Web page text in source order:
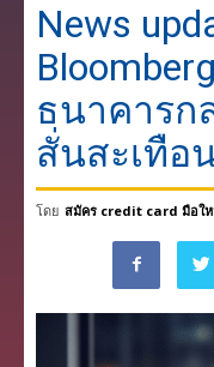
News
ธนาคารก
สั่นสะเทือ
โดย สมัคร credit card มือใ